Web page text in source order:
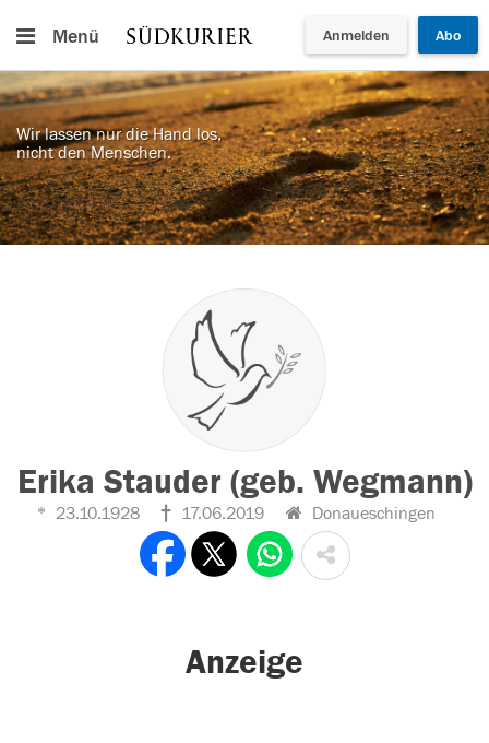
Menü Anmelden Abo
Wir lassen nur die Hand los,
nicht den Menschen.
Erika Stauder (geb. Wegmann)
23.10.1928 17.06.2019 Donaueschingen
Anzeige